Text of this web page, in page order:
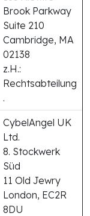
Brook Parkway
Suite 210
Cambridge, MA
02138
z.H.:
Rechtsabteilung
.
CybelAngel UK
Ltd.
8. Stockwerk
Süd
11 Old Jewry
London, EC2R
8DU